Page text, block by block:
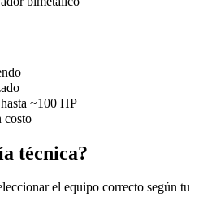
~100 HP
costo
técnica?
el equipo correcto según tu